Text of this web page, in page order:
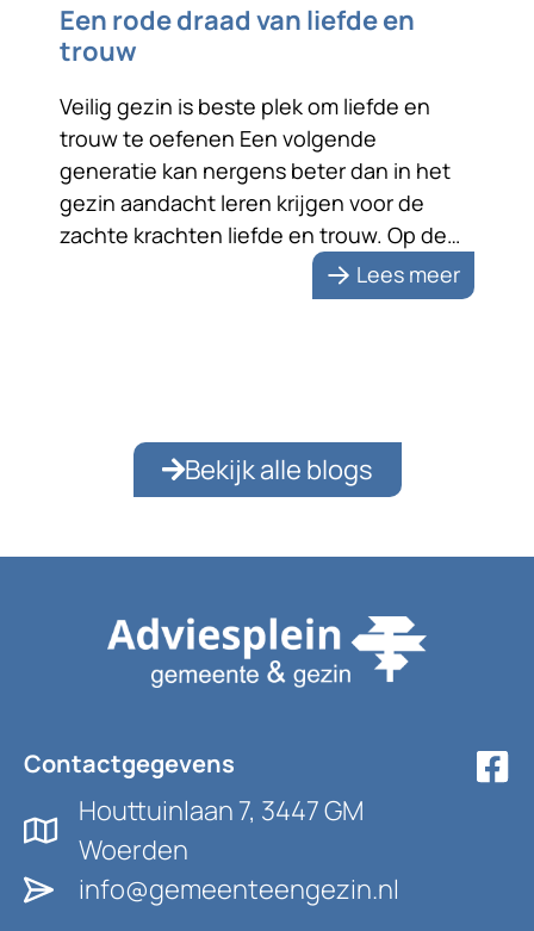
Een rode draad van liefde en
trouw
Veilig gezin is beste plek om liefde en
trouw te oefenen Een volgende
generatie kan nergens beter dan in het
gezin aandacht leren krijgen voor de
zachte krachten liefde en trouw. Op de
foto staan ze liefdevol naar elkaar
toegewend. Na zeventig jaar huwelijk zijn
Lees meer
Bekijk alle blogs
Contactgegevens
Houttuinlaan 7, 3447 GM
Woerden
info@gemeenteengezin.nl